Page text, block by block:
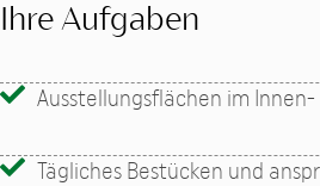
Ihre Aufgaben
Ausstellungsflächen im
Tägliches Bestücken und